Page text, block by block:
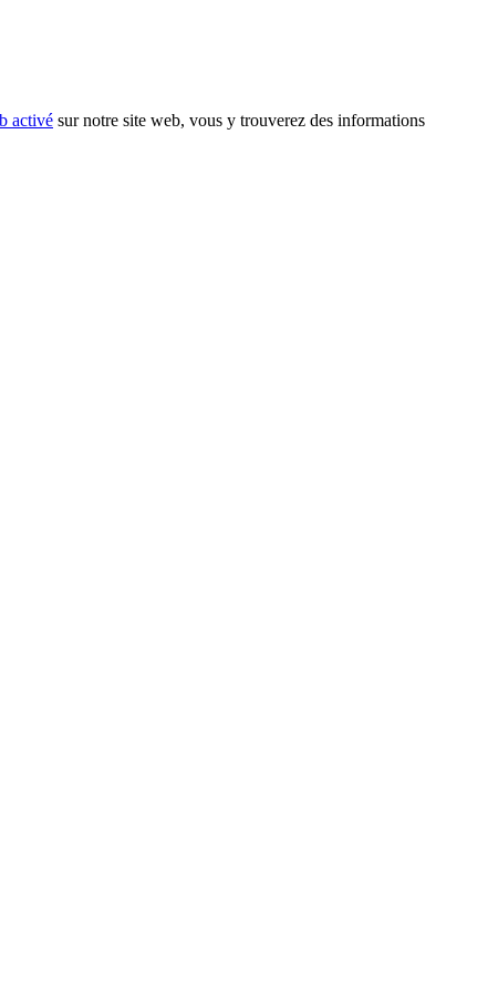
activé sur notre site web, vous y trouverez des informations